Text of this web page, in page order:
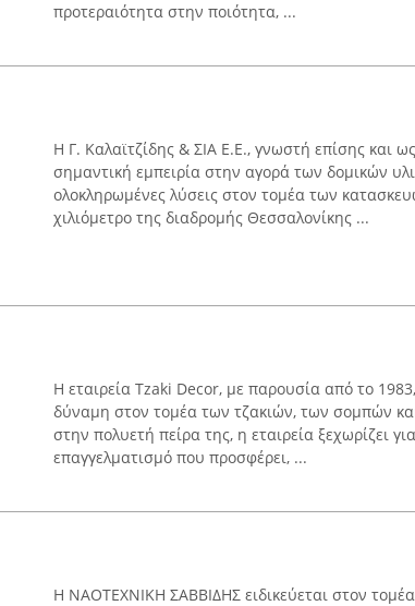
προτεραιότητα στην ποιότητα, ...
Η Γ. Καλαϊτζίδης & ΣΙΑ Ε.Ε., γνωστή επίσης και
σημαντική εμπειρία στην αγορά των δομικών
ολοκληρωμένες λύσεις στον τομέα των
χιλιόμετρο της διαδρομής Θεσσαλονίκης ...
Η εταιρεία Tzaki Decor, με παρουσία από το
δύναμη στον τομέα των τζακιών, των σομπών
στην πολυετή πείρα της, η εταιρεία ξεχωρίζει
επαγγελματισμό που προσφέρει, ...
Η ΝΑΟΤΕΧΝΙΚΗ ΣΑΒΒΙΔΗΣ ειδικεύεται στον